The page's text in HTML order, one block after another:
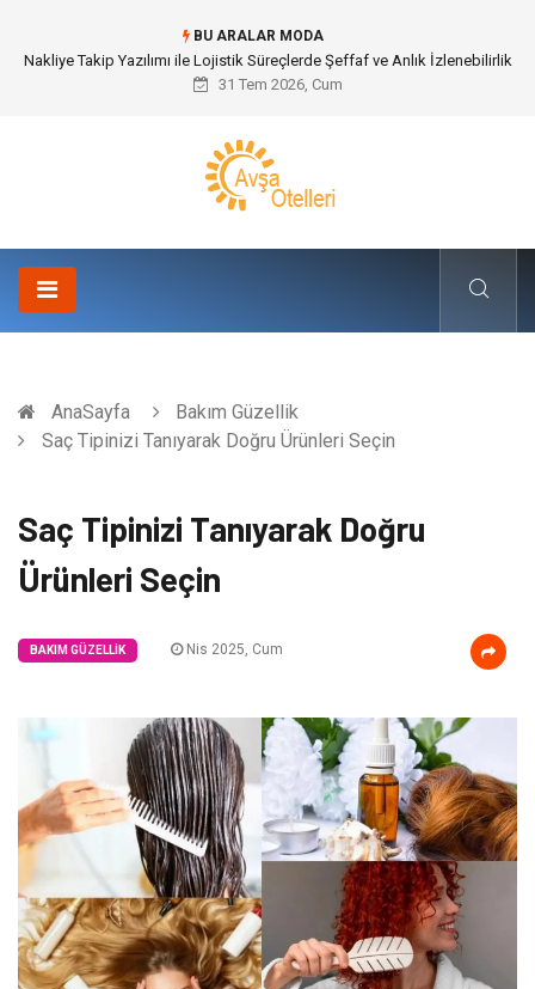
BU ARALAR MODA
Galericilik Belgesi Almanın Avantajları Nelerdir?
31 Tem 2026, Cum
AnaSayfa
Bakım Güzellik
Saç Tipinizi Tanıyarak Doğru Ürünleri Seçin
Saç Tipinizi Tanıyarak Doğru
Ürünleri Seçin
BAKIM GÜZELLIK Nis 2025, Cum